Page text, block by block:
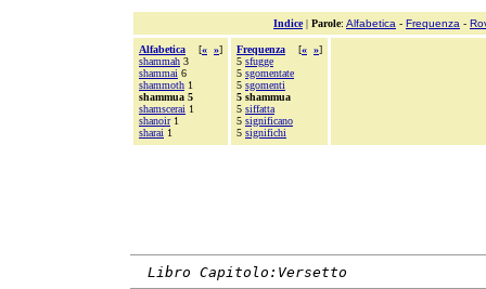
Indice| Parole: Alfabetica - Frequenza -
Alfabetica [« »]
shammah 3
shammai 6
shammoth 1
shammua 5
shamscerai 1
shanoir1
sharai 1
Frequenza [« »]
5 sfugge
5 sgomentate
5 sgomenti
5 shammua
5 siffatta
5 significano
5 significhi
Libro Capitolo:Versetto